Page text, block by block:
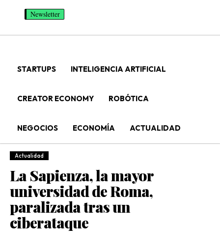
Newsletter
STARTUPS INTELIGENCIA ARTIFICIAL
CREATOR ECONOMY ROBÓTICA
NEGOCIOS ECONOMÍA ACTUALIDAD
Actualidad
La Sapienza, la mayor
universidad de Roma,
paralizada tras un
ciberataque